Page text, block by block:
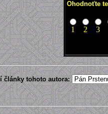
Ohodnoťte
1 2 3
články tohoto autora: